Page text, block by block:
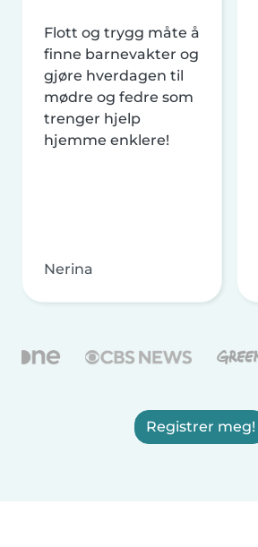
Flott og trygg måte å
finne barnevakter og
gjøre hverdagen til
mødre og fedre som
trenger hjelp
hjemme enklere!
Nerina
Registrer meg!